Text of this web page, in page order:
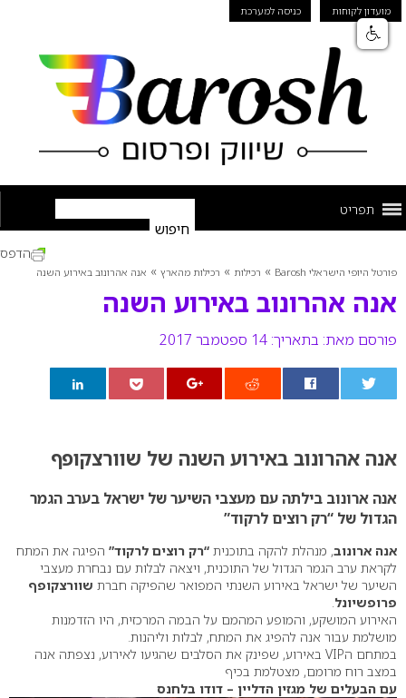
מועדון לקוחות כניסה למערכת
תפריט
פורטל היופי הישראלי Barosh » רכילות » רכילות מהארץ » אנה אהרונוב באירוע השנה
אנה אהרונוב באירוע השנה
פורסם מאת: בתאריך: 14 ספטמבר 2017
הדפס
אנה אהרונוב באירוע השנה של שוורצקופף
אנה ארונוב בילתה עם מעצבי השיער של ישראל בערב הגמר
הגדול של “רק רוצים לרקוד”
אנה ארונוב, מנהלת להקה בתוכנית “רק רוצים לרקוד” הפיגה את המתח
לקראת ערב הגמר הגדול של התוכנית, ויצאה לבלות עם נבחרת מעצבי
השיער של ישראל באירוע השנתי המפואר שהפיקה חברת שוורצקופף
פרופשיונל.
האירוע המושקע, והמופע המהמם על הבמה המרכזית, היו הזדמנות
מושלמת עבור אנה להפיג את המתח, לבלות וליהנות.
במתחם הVIP באירוע, שפינק את הסלבים שהגיעו לאירוע, נצפתה אנה
במצב רוח מרומם, מצטלמת בכיף
עם הבעלים של מגזין הדליין – דודו בלחנס